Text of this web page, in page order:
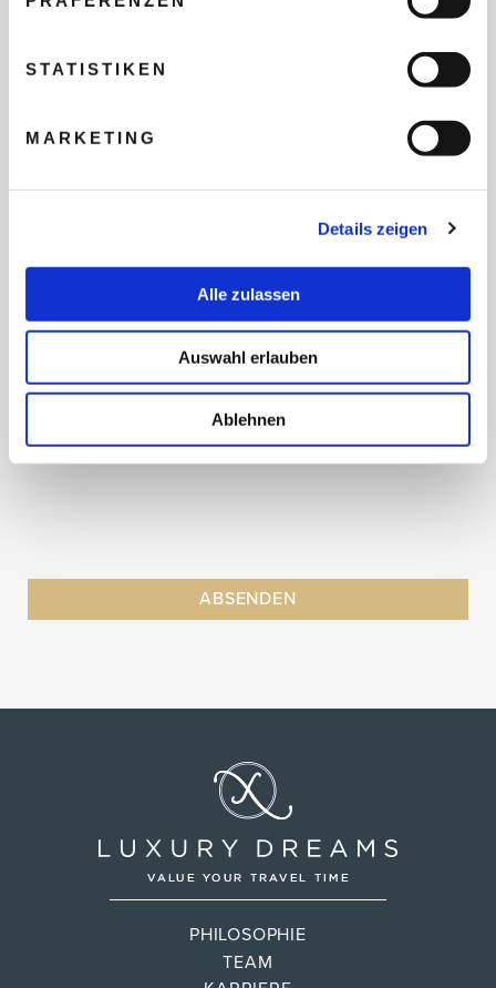
STATISTIKEN
MARKETING
Details zeigen
Alle zulassen
Auswahl erlauben
Ablehnen
TEILNEHMER
FLUG GEWÜNSCHT
PRÄFERIERTER ABFLUGHAFEN
FRAGEN UND WÜNSCHE
PHILOSOPHIE
TEAM